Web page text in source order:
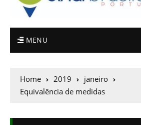
MENU
Home 2019
janeiro
Equivalência de medidas